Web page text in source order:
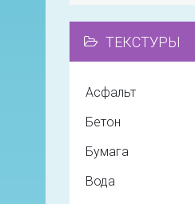
ТЕКСТУРЫ
Асфальт
Бетон
Бумага
Вода